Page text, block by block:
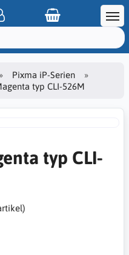
Pixma iP-Serien
typ CLI-526M
typ CLI-